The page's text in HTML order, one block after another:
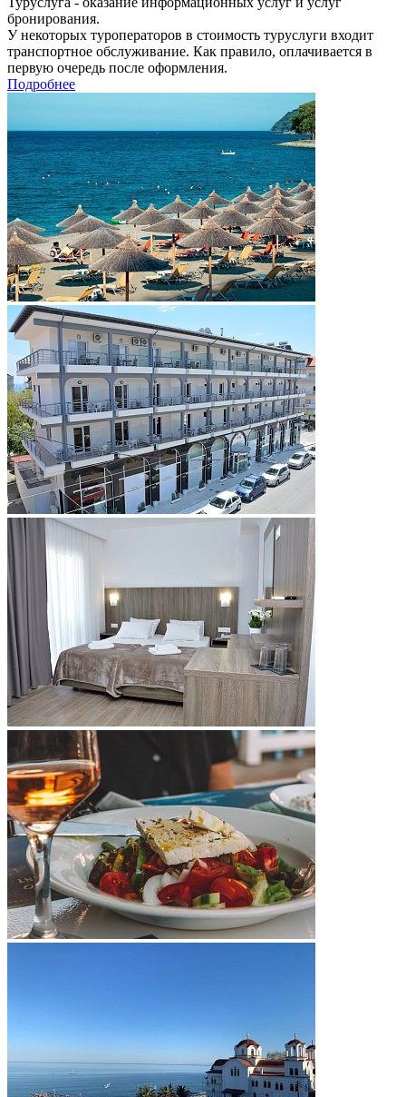
бронирования.
У некоторых туроператоров в стоимость туруслуги входит
транспортное обслуживание. Как правило, оплачивается в
первую очередь после оформления.
Подробнее